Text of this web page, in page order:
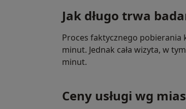
Jak długo trwa
Proces faktycznego
minut. Jednak cała wizyta, w
minut.
Ceny usługi wg